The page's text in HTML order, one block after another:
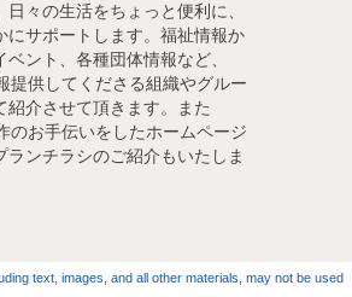
日々の生活をちょっと便利に、
にサポートします。福祉情報か
ベント、各種団体情報など、
提供してくださる組織やグルー
紹介させて頂きます。また
のお手伝いをしたホームページ
ランチラシのご紹介もいたしま
text, images, and all other materials, may not be used